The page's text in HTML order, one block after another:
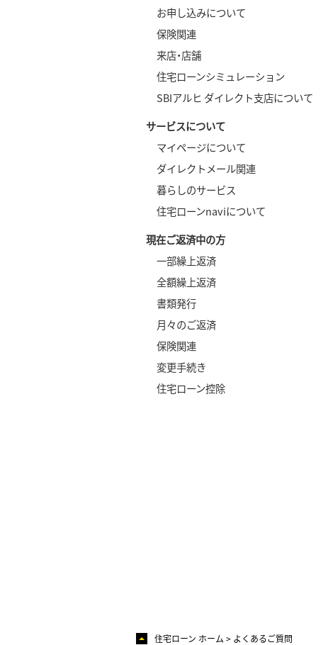
お申し込みについて
保険関連
来店・店舗
住宅ローンシミュレーション
SBIアルヒ ダイレクト支店について
サービスについて
マイページについて
ダイレクトメール関連
暮らしのサービス
住宅ローンnaviについて
現在ご返済中の方
一部繰上返済
全額繰上返済
書類発行
月々のご返済
保険関連
変更手続き
住宅ローン控除
住宅ローン ホーム よくあるご質問